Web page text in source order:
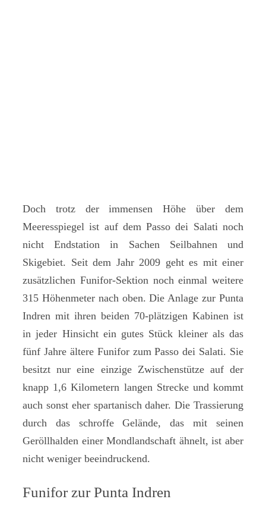
Doch trotz der immensen Höhe über dem
Meeresspiegel ist auf dem Passo dei Salati noch
nicht Endstation in Sachen Seilbahnen und
Skigebiet. Seit dem Jahr 2009 geht es mit einer
zusätzlichen Funifor-Sektion noch einmal weitere
315 Höhenmeter nach oben. Die Anlage zur Punta
Indren mit ihren beiden 70-plätzigen Kabinen ist
in jeder Hinsicht ein gutes Stück kleiner als das
fünf Jahre ältere Funifor zum Passo dei Salati. Sie
besitzt nur eine einzige Zwischenstütze auf der
knapp 1,6 Kilometern langen Strecke und kommt
auch sonst eher spartanisch daher. Die Trassierung
durch das schroffe Gelände, das mit seinen
Geröllhalden einer Mondlandschaft ähnelt, ist aber
nicht weniger beeindruckend.
Funifor zur Punta Indren